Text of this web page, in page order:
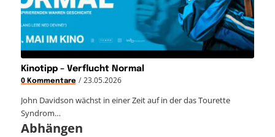
Kinotipp – Verflucht Normal
0 Kommentare / 23.05.2026
John Davidson wächst in einer Zeit auf in der das Tourette
Syndrom…
Abhängen